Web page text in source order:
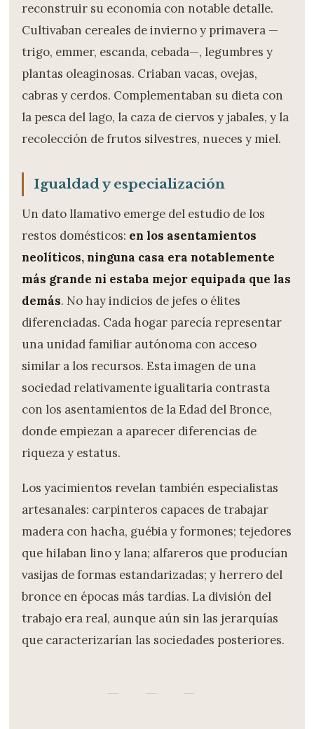
reconstruir su economía con notable detalle.
Cultivaban cereales de invierno y primavera —
trigo, emmer, escanda, cebada—, legumbres y
plantas oleaginosas. Criaban vacas, ovejas,
cabras y cerdos. Complementaban su dieta con
la pesca del lago, la caza de ciervos y jabales, y la
recolección de frutos silvestres, nueces y miel.
Igualdad y especialización
Un dato llamativo emerge del estudio de los
restos domésticos: en los asentamientos
neolíticos, ninguna casa era notablemente
más grande ni estaba mejor equipada que las
demás. No hay indicios de jefes o élites
diferenciadas. Cada hogar parecía representar
una unidad familiar autónoma con acceso
similar a los recursos. Esta imagen de una
sociedad relativamente igualitaria contrasta
con los asentamientos de la Edad del Bronce,
donde empiezan a aparecer diferencias de
riqueza y estatus.
Los yacimientos revelan también especialistas
artesanales: carpinteros capaces de trabajar
madera con hacha, guébia y formones; tejedores
que hilaban lino y lana; alfareros que producían
vasijas de formas estandarizadas; y herrero del
bronce en épocas más tardías. La división del
trabajo era real, aunque aún sin las jerarquías
que caracterizarían las sociedades posteriores.
— — —